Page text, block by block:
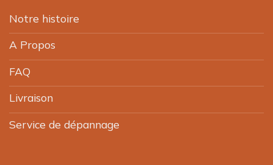
Notre histoire
A Propos
FAQ
Livraison
Service de dépannage